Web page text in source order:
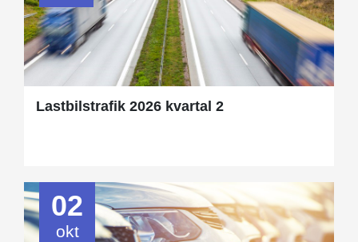
Lastbilstrafik 2026 kvartal 2
02
okt